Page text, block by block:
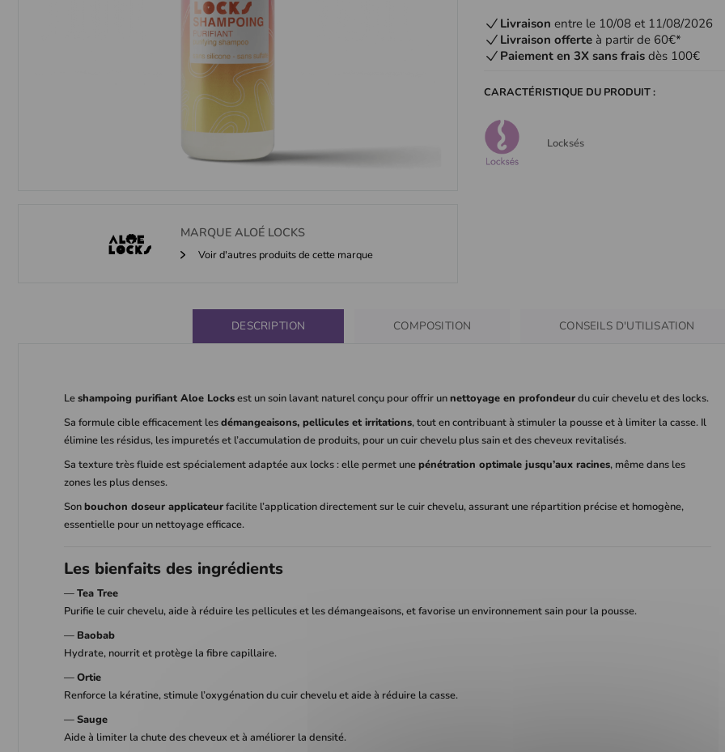
MARQUEALOÉ LOCKS
Voir d'autres produits de cette marque
Livraison entre le 10/08 et 11/08/2026
Livraison offerte à partir de 60€*
Paiement en 3X sans frais dès 100€
CARACTÉRISTIQUE DU PRODUIT :
Locksés
DESCRIPTION COMPOSITION CONSEILS D'UTILISATION
Leshampoing purifiant Aloe Locksest un soin lavant naturel conçu pour offrir unnettoyage en profondeurdu cuir chevelu et des locks.
Sa formule cible efficacement lesdémangeaisons, pellicules et irritations, tout en contribuant à stimuler la pousse et à limiter la casse. Il
élimine les résidus, les impuretés et l’accumulation de produits, pour un cuir chevelu plus sain et des cheveux revitalisés.
Sa texture très fluide est spécialement adaptée aux locks : elle permet unepénétration optimale jusqu’aux racines, même dans les
zones les plus denses.
Sonbouchon doseur applicateurfacilite l’application directement sur le cuir chevelu, assurant une répartition précise et homogène,
essentielle pour un nettoyage efficace.
Les bienfaits des ingrédients
—Tea Tree
Purifie le cuir chevelu, aide à réduire les pellicules et les démangeaisons, et favorise un environnement sain pour la pousse.
— Baobab
Hydrate, nourrit et protège la fibre capillaire.
—Ortie
Renforce la kératine, stimule l’oxygénation du cuir chevelu et aide à réduire la casse.
—Sauge
Aide à limiter la chute des cheveux et à améliorer la densité.